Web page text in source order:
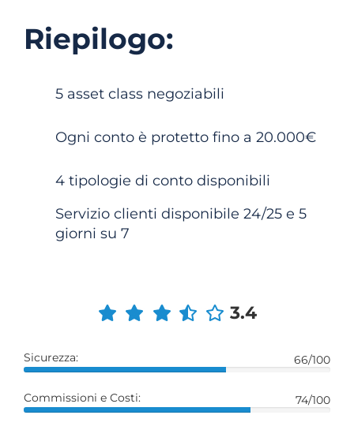
Riepilogo:
5 asset class negoziabili
Ogni conto è protetto fino a 20.000€
4 tipologie di conto disponibili
Servizio clienti disponibile 24/25 e 5
giorni su 7
3.4
Sicurezza: 66/100
Commissioni e Costi: 74/100